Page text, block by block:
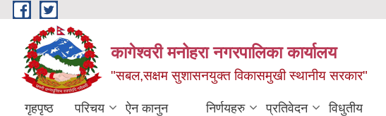
Skip to main content
कागेश्वरी मनोहरा नगरपालिका कार्यालय
"सबल,सक्षम सुशासनयुक्त विकासमुखी स्थानीय सरकार"
गृहपृष्ठ परिचय ऐन कानुन निर्णयहरु प्रतिवेदन विधुतीय